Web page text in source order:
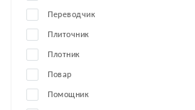
Переводчик
Плиточник
Плотник
Повар
Помощник